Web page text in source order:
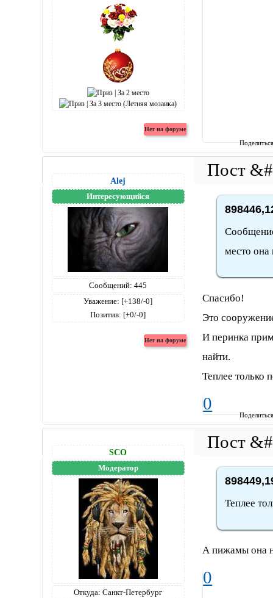
Alej
Интересующийся
Сообщений: 445
Уважение: [+138/-0]
Позитив: [+0/-0]
место она
Спасибо!
Это
И перинка
найти.
Теплее только
0
SCO
Модератор
Откуда: Санкт-Петербург
Теплее
А пижамы она
0